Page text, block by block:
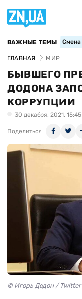
ВАЖНЫЕ ТЕМЫ Смена
ГЛАВНАЯ МИР
БЫВШЕГО
ДОДОНА
КОРРУПЦИИ
30 декабря, 2021, 15:45
Поделиться
© Игорь Додон / Twitter